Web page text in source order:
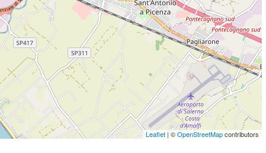
Leaflet | ©OpenStreetMapcontributors